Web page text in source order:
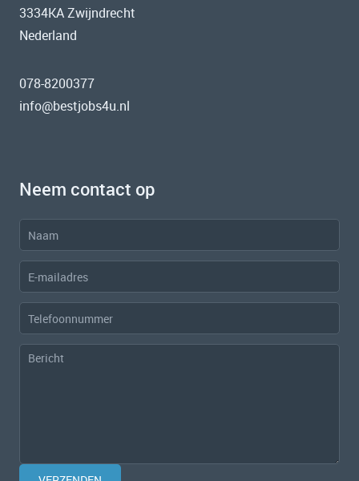
3334KA Zwijndrecht
Nederland
078-8200377
info@bestjobs4u.nl
Neem contact op